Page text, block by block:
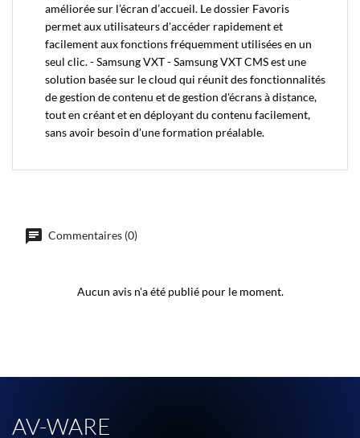
améliorée sur l’écran d’accueil. Le dossier Favoris
permet aux utilisateurs d'accéder rapidement et
facilement aux fonctions fréquemment utilisées en un
seul clic. - Samsung VXT - Samsung VXT CMS est une
solution basée sur le cloud qui réunit des fonctionnalités
de gestion de contenu et de gestion d'écrans à distance,
tout en créant et en déployant du contenu facilement,
sans avoir besoin d'une formation préalable.
Commentaires (0)
Aucun avis n'a été publié pour le moment.
AV-WARE